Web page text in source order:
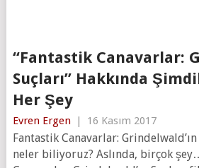
“Fantastik Canavarlar:
Suçları” Hakkında
Her Şey
Evren Ergen | 16 Kasım 2017
Fantastik Canavarlar: Grindelwald’ın
neler biliyoruz? Aslında, birçok